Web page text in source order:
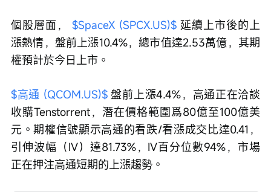
個股層面， $SpaceX (SPCX.US)$ 延續上市後的上
漲熱情，盤前上漲10.4%，總市值達2.53萬億，其期
權預計於今日上市。
$高通 (QCOM.US)$ 盤前上漲4.4%，高通正在洽談
收購Tenstorrent，潛在價格範圍爲80億至100億美
元。期權信號顯示高通的看跌/看漲成交比達0.41，
引伸波幅（IV）達81.73%，IV百分位數94%，市場
正在押注高通短期的上漲趨勢。